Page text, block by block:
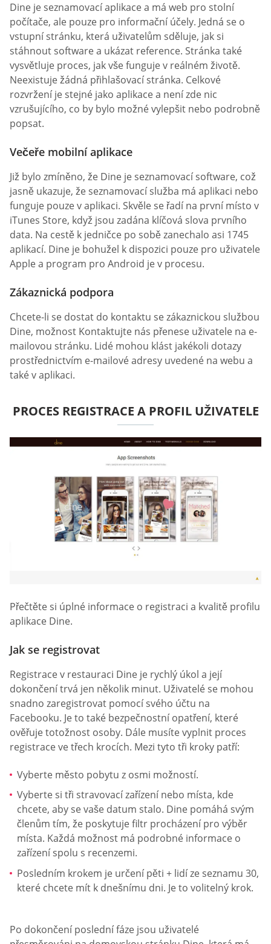
Dine je seznamovací aplikace a má web pro stolní
počítače, ale pouze pro informační účely. Jedná se o
vstupní stránku, která uživatelům sděluje, jak si
stáhnout software a ukázat reference. Stránka také
vysvětluje proces, jak vše funguje v reálném životě.
Neexistuje žádná přihlašovací stránka. Celkové
rozvržení je stejné jako aplikace a není zde nic
vzrušujícího, co by bylo možné vylepšit nebo podrobně
popsat.
Večeře mobilní aplikace
Již bylo zmíněno, že Dine je seznamovací software, což
jasně ukazuje, že seznamovací služba má aplikaci nebo
funguje pouze v aplikaci. Skvěle se řadí na první místo v
iTunes Store, když jsou zadána klíčová slova prvního
data. Na cestě k jedničce po sobě zanechalo asi 1745
aplikací. Dine je bohužel k dispozici pouze pro uživatele
Apple a program pro Android je v procesu.
Zákaznická podpora
Chcete-li se dostat do kontaktu se zákaznickou službou
Dine, možnost Kontaktujte nás přenese uživatele na e-
mailovou stránku. Lidé mohou klást jakékoli dotazy
prostřednictvím e-mailové adresy uvedené na webu a
také v aplikaci.
PROCES REGISTRACE A PROFIL UŽIVATELE
Přečtěte si úplné informace o registraci a kvalitě profilu
aplikace Dine.
Jak se registrovat
Registrace v restauraci Dine je rychlý úkol a její
dokončení trvá jen několik minut. Uživatelé se mohou
snadno zaregistrovat pomocí svého účtu na
Facebooku. Je to také bezpečnostní opatření, které
ověřuje totožnost osoby. Dále musíte vyplnit proces
registrace ve třech krocích. Mezi tyto tři kroky patří:
Vyberte město pobytu z osmi možností.
Vyberte si tři stravovací zařízení nebo místa, kde
chcete, aby se vaše datum stalo. Dine pomáhá svým
členům tím, že poskytuje filtr procházení pro výběr
místa. Každá možnost má podrobné informace o
zařízení spolu s recenzemi.
Posledním krokem je určení pěti + lidí ze seznamu 30,
které chcete mít k dnešnímu dni. Je to volitelný krok.
Po dokončení poslední fáze jsou uživatelé